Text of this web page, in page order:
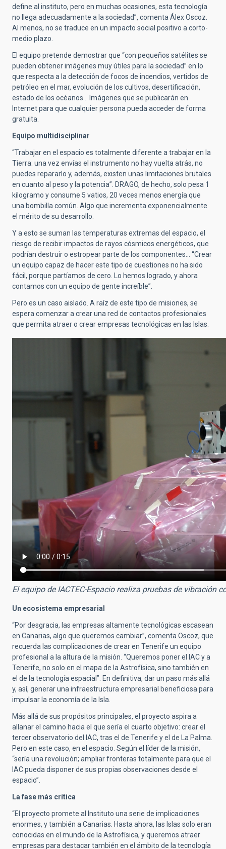
define al instituto, pero en muchas ocasiones, esta tecnología
no llega adecuadamente a la sociedad”, comenta Álex Oscoz.
Al menos, no se traduce en un impacto social positivo a corto-
medio plazo.
El equipo pretende demostrar que “con pequeños satélites se
pueden obtener imágenes muy útiles para la sociedad” en lo
que respecta a la detección de focos de incendios, vertidos de
petróleo en el mar, evolución de los cultivos, desertificación,
estado de los océanos… Imágenes que se publicarán en
Internet para que cualquier persona pueda acceder de forma
gratuita.
Equipo multidisciplinar
“Trabajar en el espacio es totalmente diferente a trabajar en la
Tierra: una vez envías el instrumento no hay vuelta atrás, no
puedes repararlo y, además, existen unas limitaciones brutales
en cuanto al peso y la potencia”. DRAGO, de hecho, solo pesa 1
kilogramo y consume 5 vatios, 20 veces menos energía que
una bombilla común. Algo que incrementa exponencialmente
el mérito de su desarrollo.
Y a esto se suman las temperaturas extremas del espacio, el
riesgo de recibir impactos de rayos cósmicos energéticos, que
podrían destruir o estropear parte de los componentes… “Crear
un equipo capaz de hacer este tipo de cuestiones no ha sido
fácil, porque partíamos de cero. Lo hemos logrado, y ahora
contamos con un equipo de gente increíble”.
Pero es un caso aislado. A raíz de este tipo de misiones, se
espera comenzar a crear una red de contactos profesionales
que permita atraer o crear empresas tecnológicas en las Islas.
El equipo de IACTEC-Espacio realiza pruebas de vibración
Un ecosistema empresarial
“Por desgracia, las empresas altamente tecnológicas escasean
en Canarias, algo que queremos cambiar”, comenta Oscoz, que
recuerda las complicaciones de crear en Tenerife un equipo
profesional a la altura de la misión. “Queremos poner el IAC y a
Tenerife, no solo en el mapa de la Astrofísica, sino también en
el de la tecnología espacial”. En definitiva, dar un paso más allá
y, así, generar una infraestructura empresarial beneficiosa para
impulsar la economía de la Isla.
Más allá de sus propósitos principales, el proyecto aspira a
allanar el camino hacia el que sería el cuarto objetivo: crear el
tercer observatorio del IAC, tras el de Tenerife y el de La Palma.
Pero en este caso, en el espacio. Según el líder de la misión,
“sería una revolución; ampliar fronteras totalmente para que el
IAC pueda disponer de sus propias observaciones desde el
espacio”.
La fase más crítica
“El proyecto promete al Instituto una serie de implicaciones
enormes, y también a Canarias. Hasta ahora, las Islas solo eran
conocidas en el mundo de la Astrofísica, y queremos atraer
empresas para destacar también en el ámbito de la tecnología